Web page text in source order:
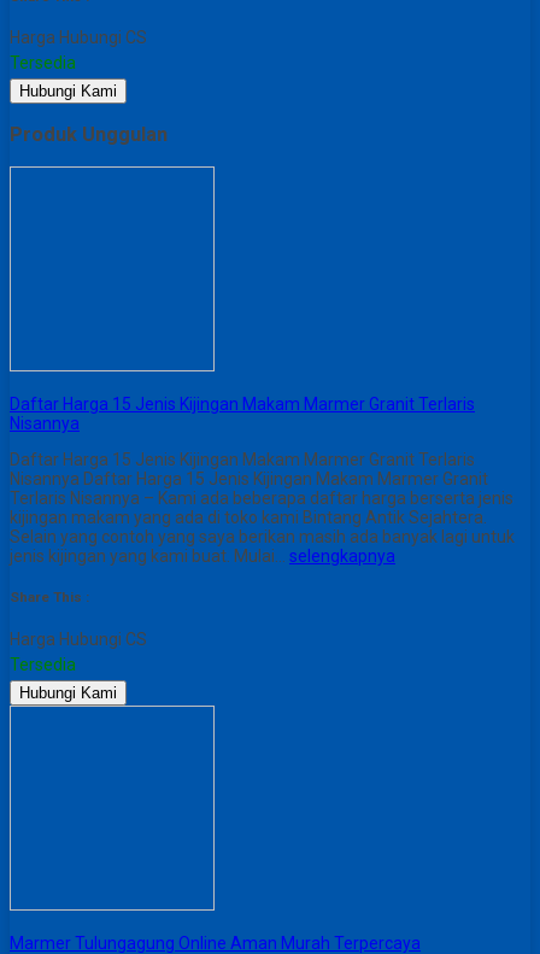
Harga Hubungi CS
Tersedia
Hubungi Kami
Produk Unggulan
Daftar Harga 15 Jenis Kijingan Makam Marmer Granit Terlaris
Nisannya
Daftar Harga 15 Jenis Kijingan Makam Marmer Granit Terlaris
Nisannya Daftar Harga 15 Jenis Kijingan Makam Marmer Granit
Terlaris Nisannya – Kami ada beberapa daftar harga berserta jenis
kijingan makam yang ada di toko kami Bintang Antik Sejahtera.
Selain yang contoh yang saya berikan masih ada banyak lagi untuk
jenis kijingan yang kami buat. Mulai… selengkapnya
Share This :
Harga Hubungi CS
Tersedia
Hubungi Kami
Marmer Tulungagung Online Aman Murah Terpercaya